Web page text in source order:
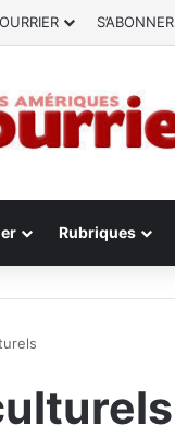
S’ABONNER
Rubriques